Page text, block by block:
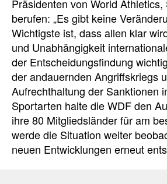
Präsidenten von World
berufen: „Es gibt keine
Wichtigste ist, dass allen klar
und Unabhängigkeit
der Entscheidungsfindung
der andauernden Angriffskriegs
Aufrechthaltung der Sanktionen
Sportarten halte die WDF den
ihre 80 Mitgliedsländer für am
werde die Situation weiter
neuen Entwicklungen erneut